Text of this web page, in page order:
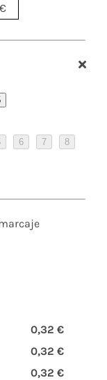
6 7 8
0,32 €
0,32 €
0,32 €